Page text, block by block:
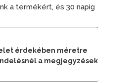
a termékért, és 30 napig
érdekében méretre
a megjegyzések